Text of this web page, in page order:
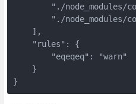
"./node_modules/
"./node_modules/
    ],
    "rules": {
        "eqeqeq": "warn"
    }
}